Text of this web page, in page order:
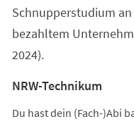
Schnupperstudium
bezahltem
2024).
NRW-Technikum
Du hast dein (Fach-)Abi